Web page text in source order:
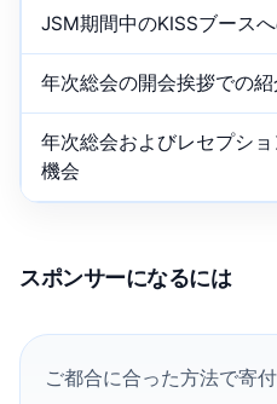
JSM期間中のKISSブース
年次総会の開会挨拶での紹
年次総会およびレセプシ
機会
スポンサーになるには
ご都合に合った方法で寄